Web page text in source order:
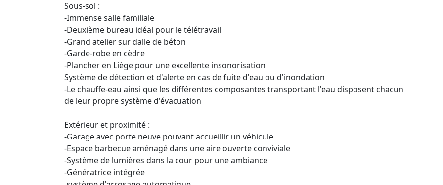
Sous-sol :
-Immense salle familiale
-Deuxième bureau idéal pour le télétravail
-Grand atelier sur dalle de béton
-Garde-robe en cèdre
-Plancher en Liège pour une excellente insonorisation
Système de détection et d'alerte en cas de fuite d'eau ou d'inondation
-Le chauffe-eau ainsi que les différentes composantes transportant l'eau disposent chacun
de leur propre système d'évacuation
Extérieur et proximité :
-Garage avec porte neuve pouvant accueillir un véhicule
-Espace barbecue aménagé dans une aire ouverte conviviale
-Système de lumières dans la cour pour une ambiance
-Génératrice intégrée